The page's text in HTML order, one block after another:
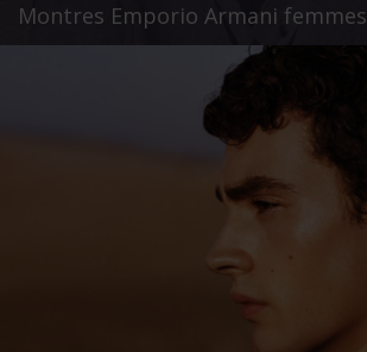
Montres Emporio Armani femmes